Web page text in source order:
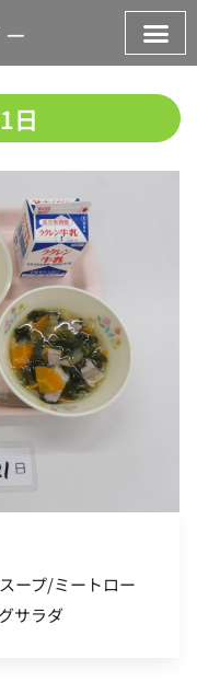
日
ープ/ミートロー
サラダ